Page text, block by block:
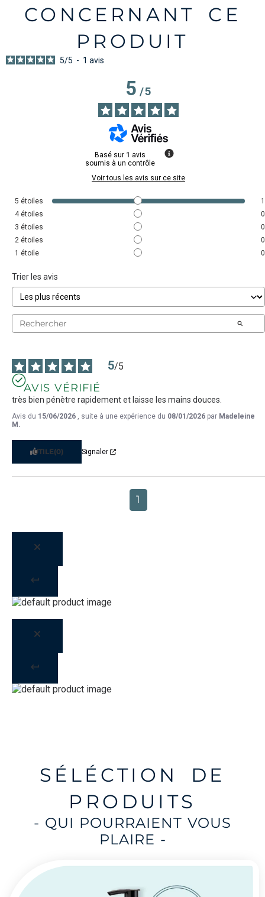
CONCERNANT CE
PRODUIT
5/5 - 1 avis
5/5
Basé sur 1 avis
soumis à un contrôle
Voir tous les avis sur ce site
5 étoiles
1
4 étoiles
0
3 étoiles
0
2 étoiles
0
1 étoile 0
Trier les avis
5/5
AVIS VÉRIFIÉ
très bien pénètre rapidement et laisse les mains douces.
Avis du 15/06/2026 , suite à une expérience du 08/01/2026 par Madeleine
M.
UTILE(0) Signaler
1
SÉLÉCTION DE
PRODUITS
- QUI POURRAIENT VOUS
PLAIRE -